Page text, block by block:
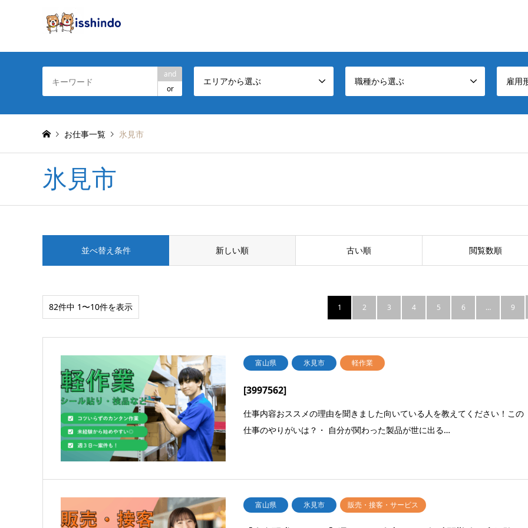
and
or
エリアから選ぶ 職種から選ぶ 雇用
お仕事一覧 氷見市
氷見市
並べ替え条件 新しい順 古い順 閲覧数順
82件中 1〜10件を表示 1 2 3 4 5 6 … 9
富山県 氷見市 軽作業
[3997562]
仕事内容おススメの理由を聞きました向いている人を教えてください！この
仕事のやりがいは？・ 自分が関わった製品が世に出る…
富山県 氷見市 販売・接客・サービス